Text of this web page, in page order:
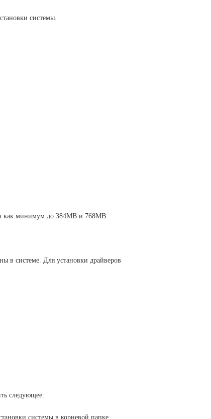
системы.
как минимум до 384MB и 768MB
в системе. Для установки драйверов
следующее:
системы в корневой папке